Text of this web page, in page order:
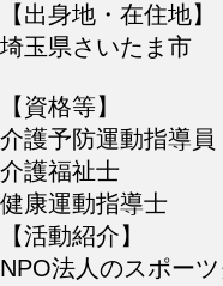
【出身地・在住地】
埼玉県さいたま市
【資格等】
介護予防運動指導員
介護福祉士
健康運動指導士
【活動紹介】
NPO法人のスポー